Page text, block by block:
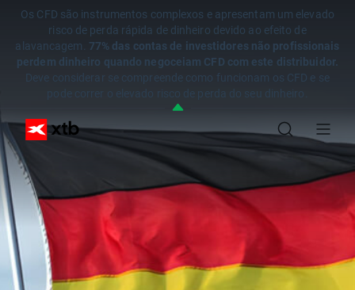
Os CFD são instrumentos complexos e apresentam um elevado
risco de perda rápida de dinheiro devido ao efeito de
alavancagem. 77% das contas de investidores não profissionais
perdem dinheiro quando negoceiam CFD com este distribuidor.
Deve considerar se compreende como funcionam os CFD e se
pode correr o elevado risco de perda do seu dinheiro.